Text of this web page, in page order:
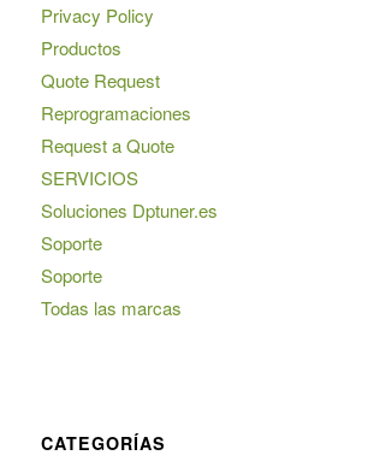
Privacy Policy
Productos
Quote Request
Reprogramaciones
Request a Quote
SERVICIOS
Soluciones Dptuner.es
Soporte
Soporte
Todas las marcas
CATEGORÍAS